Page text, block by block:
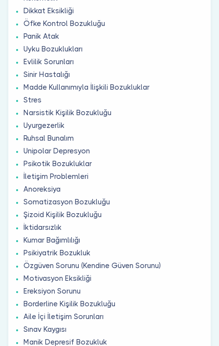
Dikkat Eksikliği
Öfke Kontrol Bozukluğu
Panik Atak
Uyku Bozuklukları
Evlilik Sorunları
Sinir Hastalığı
Madde Kullanımıyla İlişkili Bozukluklar
Stres
Narsistik Kişilik Bozukluğu
Uyurgezerlik
Ruhsal Bunalım
Unipolar Depresyon
Psikotik Bozukluklar
İletişim Problemleri
Anoreksiya
Somatizasyon Bozukluğu
Şizoid Kişilik Bozukluğu
İktidarsızlık
Kumar Bağımlılığı
Psikiyatrik Bozukluk
Özgüven Sorunu (Kendine Güven Sorunu)
Motivasyon Eksikliği
Ereksiyon Sorunu
Borderline Kişilik Bozukluğu
Aile İçi İletişim Sorunları
Sınav Kaygısı
Manik Depresif Bozukluk